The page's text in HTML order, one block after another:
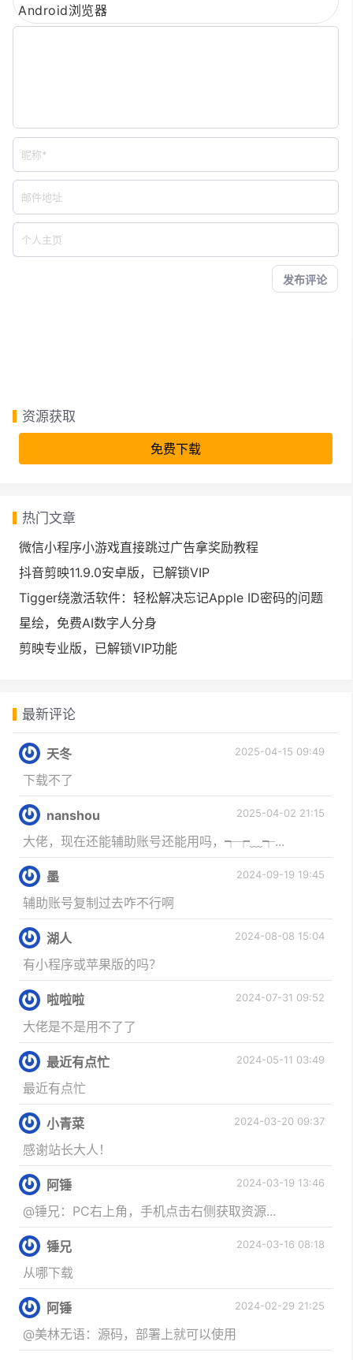
Android浏览器
资源获取
免费下载
热门文章
微信小程序小游戏直接跳过广告拿奖励教程
抖音剪映11.9.0安卓版，已解锁VIP
Tigger绕激活软件：轻松解决忘记Apple ID密码的问题
星绘，免费AI数字人分身
剪映专业版，已解锁VIP功能
最新评论
天冬 2025-04-15 09:49
下载不了
nanshou 2025-04-02 21:15
大佬，现在还能辅助账号还能用吗，┭┮﹏┭...
墨 2024-09-19 19:45
辅助账号复制过去咋不行啊
湖人 2024-08-08 15:04
有小程序或苹果版的吗？
啦啦啦 2024-07-31 09:52
大佬是不是用不了了
最近有点忙 2024-05-11 03:49
最近有点忙
小青菜 2024-03-20 09:37
感谢站长大人！
阿锤 2024-03-19 13:46
@锤兄：PC右上角，手机点击右侧获取资源...
锤兄 2024-03-16 08:18
从哪下载
阿锤 2024-02-29 21:25
@美林无语：源码，部署上就可以使用